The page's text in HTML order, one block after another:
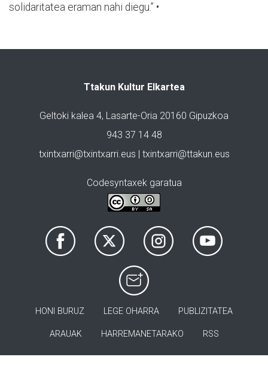
solidaritatea eraman nahi diegu.” •
Ttakun Kultur Elkartea
Geltoki kalea 4, Lasarte-Oria 20160 Gipuzkoa
943 37 14 48
txintxarri@txintxarri.eus | txintxarri@ttakun.eus
Codesyntaxek garatua
HONI BURUZ LEGE OHARRA PUBLIZITATEA
ARAUAK HARREMANETARAKO RSS